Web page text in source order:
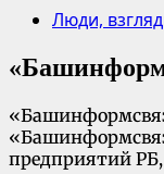
Люди,
предприятий